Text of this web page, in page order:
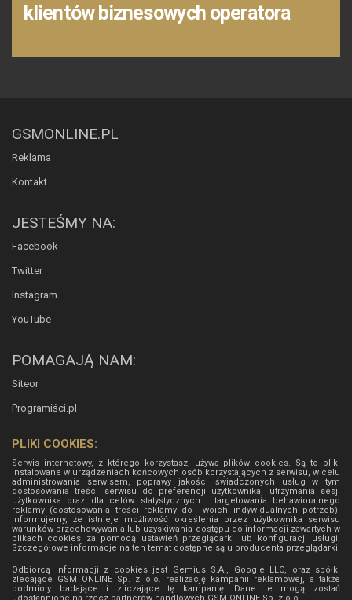
klientów biznesowych operatora
GSMONLINE.PL
Reklama
Kontakt
JESTEŚMY NA:
Facebook
Twitter
Instagram
YouTube
POMAGAJĄ NAM:
Siteor
Programiści.pl
PLIKI COOKIES:
Serwis internetowy, z którego korzystasz, używa plików cookies. Są to pliki
instalowane w urządzeniach końcowych osób korzystających z serwisu, w celu
administrowania serwisem, poprawy jakości świadczonych usług w tym
dostosowania treści serwisu do preferencji użytkownika, utrzymania sesji
użytkownika oraz dla celów statystycznych i targetowania behawioralnego
reklamy (dostosowania treści reklamy do Twoich indywidualnych potrzeb).
Informujemy, że istnieje możliwość określenia przez użytkownika serwisu
warunków przechowywania lub uzyskiwania dostępu do informacji zawartych w
plikach cookies za pomocą ustawień przeglądarki lub konfiguracji usługi.
Szczegółowe informacje na ten temat dostępne są u producenta przeglądarki.
Odbiorcą informacji z cookies jest Gemius S.A., Google LLC, oraz spółki
zlecające GSM ONLINE Sp. z o.o. realizację kampanii reklamowej, a także
podmioty badające i zliczające tę kampanię. Dane te mogą zostać
udostępnione na rzecz partnerów handlowych GSM ONLINE Sp. z o.o.